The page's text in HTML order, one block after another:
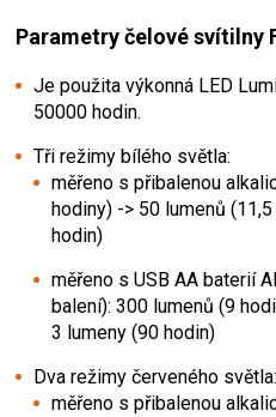
Parametry čelové svítilny
Je použita výkonná LED
50000 hodin.
Tři režimy bílého světla:
měřeno s přibalenou
hodiny) -> 50 lumenů
hodin)
měřeno s USB AA baterií
balení): 300 lumenů (9
3 lumeny (90 hodin)
Dva režimy červeného světla:
měřeno s přibalenou